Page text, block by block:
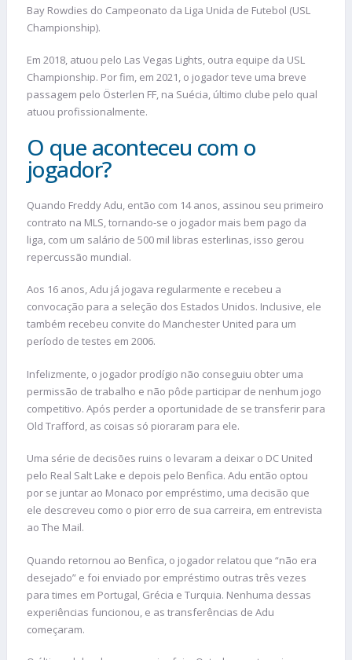
Bay Rowdies do Campeonato da Liga Unida de Futebol (USL
Championship).
Em 2018, atuou pelo Las Vegas Lights, outra equipe da USL
Championship. Por fim, em 2021, o jogador teve uma breve
passagem pelo Österlen FF, na Suécia, último clube pelo qual
atuou profissionalmente.
O que aconteceu com o
jogador?
Quando Freddy Adu, então com 14 anos, assinou seu primeiro
contrato na MLS, tornando-se o jogador mais bem pago da
liga, com um salário de 500 mil libras esterlinas, isso gerou
repercussão mundial.
Aos 16 anos, Adu já jogava regularmente e recebeu a
convocação para a seleção dos Estados Unidos. Inclusive, ele
também recebeu convite do Manchester United para um
período de testes em 2006.
Infelizmente, o jogador prodígio não conseguiu obter uma
permissão de trabalho e não pôde participar de nenhum jogo
competitivo. Após perder a oportunidade de se transferir para
Old Trafford, as coisas só pioraram para ele.
Uma série de decisões ruins o levaram a deixar o DC United
pelo Real Salt Lake e depois pelo Benfica. Adu então optou
por se juntar ao Monaco por empréstimo, uma decisão que
ele descreveu como o pior erro de sua carreira, em entrevista
ao The Mail.
Quando retornou ao Benfica, o jogador relatou que “não era
desejado” e foi enviado por empréstimo outras três vezes
para times em Portugal, Grécia e Turquia. Nenhuma dessas
experiências funcionou, e as transferências de Adu
começaram.